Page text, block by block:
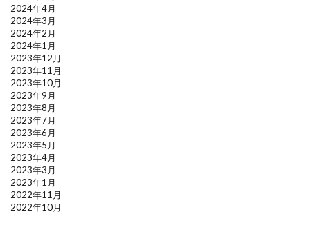
2024年4月
2024年3月
2024年2月
2024年1月
2023年12月
2023年11月
2023年10月
2023年9月
2023年8月
2023年7月
2023年6月
2023年5月
2023年4月
2023年3月
2023年1月
2022年11月
2022年10月